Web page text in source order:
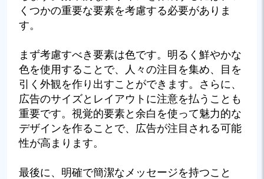
くつかの重要な要素を考慮する必要がありま
す。
まず考慮すべき要素は色です。明るく鮮やかな
色を使用することで、人々の注目を集め、目を
引く外観を作り出すことができます。さらに、
広告のサイズとレイアウトに注意を払うことも
重要です。視覚的要素と余白を使って魅力的な
デザインを作ることで、広告が注目される可能
性が高まります。
最後に、明確で簡潔なメッセージを持つこと